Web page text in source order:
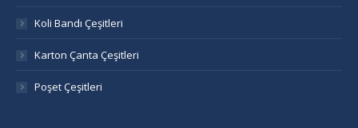
Koli Bandı Çeşitleri
Karton Çanta Çeşitleri
Poşet Çeşitleri